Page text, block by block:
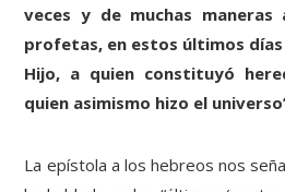
veces y de muchas
profetas, en estos últimos
Hijo, a quien constituyó
quien asimismo hizo el
La epístola a los hebreos nos